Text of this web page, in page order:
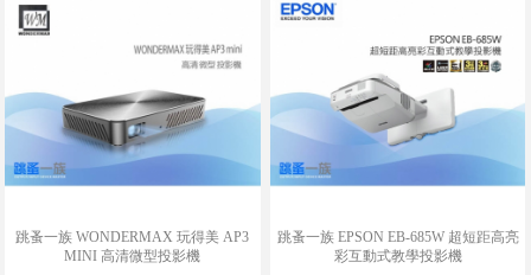
跳蚤一族 WONDERMAX 玩得美 AP3
MINI 高清微型投影機
跳蚤一族 EPSON EB-685W 超短距高亮
彩互動式教學投影機